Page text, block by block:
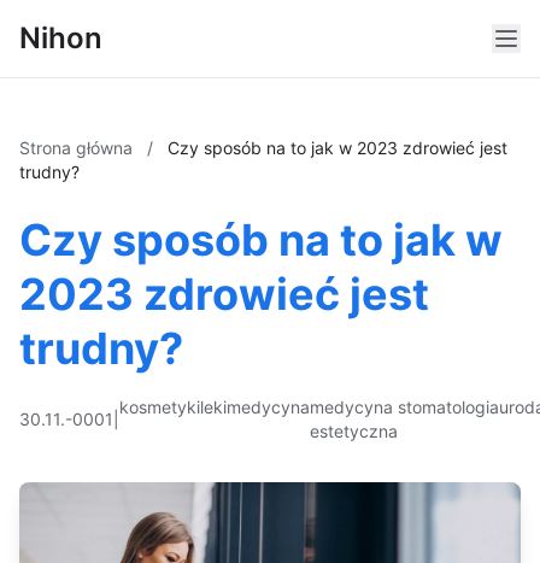
Nihon
Strona główna /
Czy sposób na to jak w 2023 zdrowieć jest
trudny?
Czy sposób na to jak w
2023 zdrowieć jest
trudny?
30.11.-0001
kosmetykilekimedycynamedycyna
estetyczna
stomatologia